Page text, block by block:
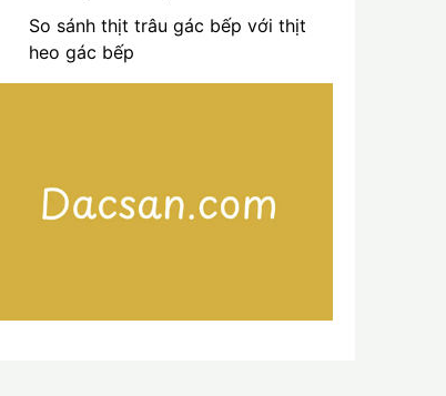
So sánh thịt trâu gác bếp với thịt
heo gác bếp